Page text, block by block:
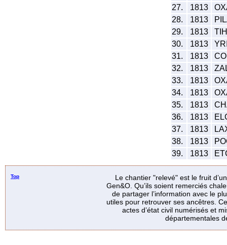
27.
1813
28.
1813
29.
1813
30.
1813
31.
1813
32.
1813
33.
1813
34.
1813
35.
1813
36.
1813
37.
1813
38.
1813
39.
1813
Top
Le chantier "relevé" est le fruit
Gen&O. Qu’ils soient remerciés
de partager l’information avec le
utiles pour retrouver ses ancêtres.
actes d’état civil numérisés et
départementales